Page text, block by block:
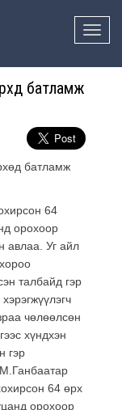
Toggle
батламж
64
орохоор
авлаа. Уг айл
талбайд гэр
чөлөөлсөн
хүндхэн
гэр
64 өрх
орохоор